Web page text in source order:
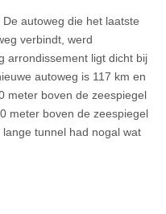
autoweg die het laatste
verbindt, werd
arrondissement ligt dicht bij
autoweg is 117 km en
meter boven de zeespiegel
meter boven de zeespiegel
lange tunnel had nogal wat